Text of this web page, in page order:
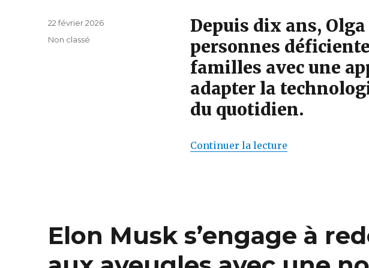
Depuis dix ans,
personnes
familles avec une
adapter la
du quotidien.
Continuer la lecturede « 10 ans
Publié
22 février 2026
Catégories
Non classé
Elon Musk s’engage à